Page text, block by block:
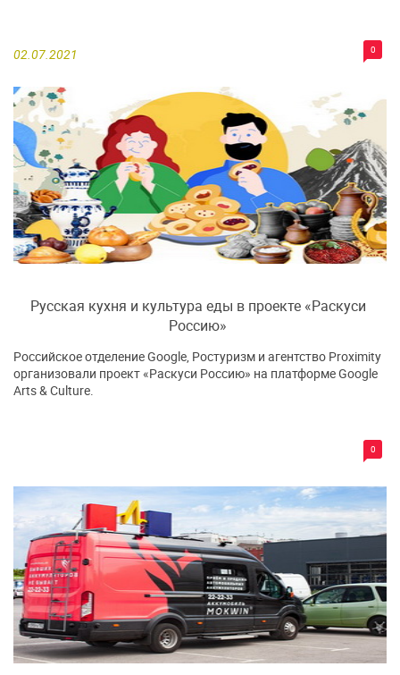
02.07.2021 0
Русская кухня и культура еды в проекте «Раскуси
Россию»
0
Российское отделение Google, Ростуризм и агентство Proximity
организовали проект «Раскуси Россию» на платформе Google
Arts & Culture.